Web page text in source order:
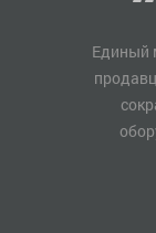
Единый